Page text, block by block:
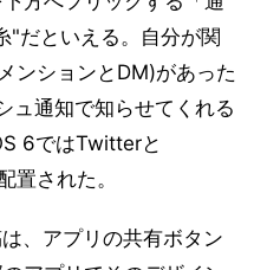
"だといえる。自分が関
ンションとDM)があった
ュ通知で知らせてくれる
6ではTwitterと
置された。
、アプリの共有ボタン